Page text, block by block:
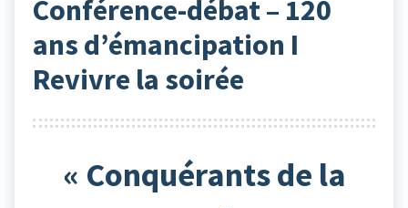
Conférence-débat – 120
ans d’émancipation I
Revivre la soirée
« Conquérants de la